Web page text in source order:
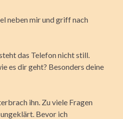
neben mir und griff nach
das Telefon nicht still.
es dir geht? Besonders deine
ihn. Zu viele Fragen
Bevor ich